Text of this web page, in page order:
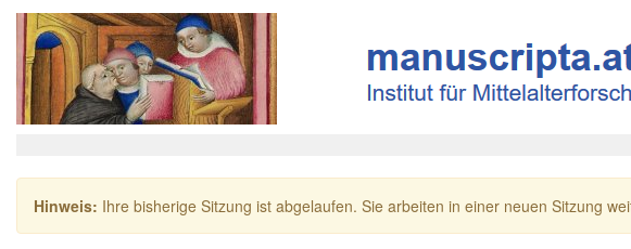
Hinweis: Ihre bisherige Sitzung ist abgelaufen. Sie arbeiten in einer neuen Sitzung